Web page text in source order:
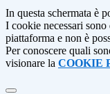
In questa schermata è
I cookie necessari
piattaforma e non è
Per conoscere quali
visionare la COOKIE